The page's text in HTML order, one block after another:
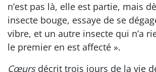
n’est pas là, elle est partie, mais
insecte bouge, essaye de se
vibre, et un autre insecte qui n’a
le premier en est affecté ».
Cœursdécrit trois jours de la vie